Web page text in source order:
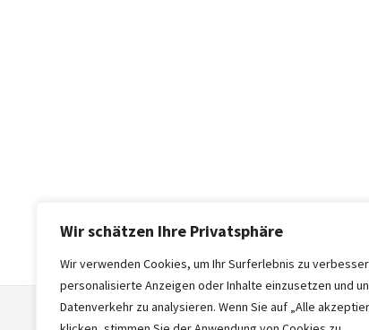
Wir schätzen Ihre Privatsphäre
Wir verwenden Cookies, um Ihr Surferlebnis zu
personalisierte Anzeigen oder Inhalte einzusetzen und
Datenverkehr zu analysieren. Wenn Sie auf „Alle